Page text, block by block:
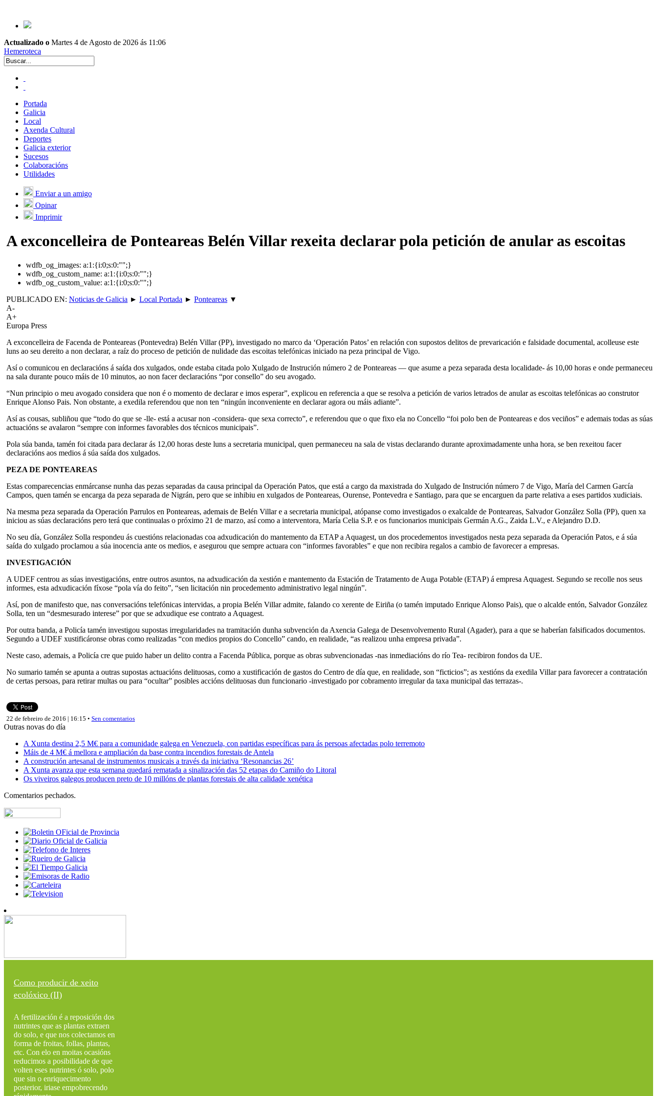
Actualizado o Martes 4 de Agosto de 2026 ás 11:06
Hemeroteca
Portada
Galicia
Local
Axenda Cultural
Deportes
Galicia exterior
Sucesos
Colaboracións
Utilidades
Enviar a un amigo
Opinar
Imprimir
A exconcelleira de Ponteareas Belén Villar rexeita declarar pola petición de anular as escoitas
wdfb_og_images: a:1:{i:0;s:0:"";}
wdfb_og_custom_name: a:1:{i:0;s:0:"";}
wdfb_og_custom_value: a:1:{i:0;s:0:"";}
PUBLICADO EN: Noticias de Galicia ► Local Portada ► Ponteareas ▼
A-
A+
Europa Press
A exconcelleira de Facenda de Ponteareas (Pontevedra) Belén Villar (PP), investigado no marco da ‘Operación Patos’ en relación con supostos delitos de prevaricación e falsidade documental, acolleuse este
luns ao seu dereito a non declarar, a raíz do proceso de petición de nulidade das escoitas telefónicas iniciado na peza principal de Vigo.
Así o comunicou en declaracións á saída dos xulgados, onde estaba citada polo Xulgado de Instrución número 2 de Ponteareas — que asume a peza separada desta localidade- ás 10,00 horas e onde permaneceu
na sala durante pouco máis de 10 minutos, ao non facer declaracións “por consello” do seu avogado.
“Nun principio o meu avogado considera que non é o momento de declarar e imos esperar”, explicou en referencia a que se resolva a petición de varios letrados de anular as escoitas telefónicas ao construtor
Enrique Alonso Pais. Non obstante, a exedila referendou que non ten “ningún inconveniente en declarar agora ou máis adiante”.
Así as cousas, subliñou que “todo do que se -lle- está a acusar non -considera- que sexa correcto”, e referendou que o que fixo ela no Concello “foi polo ben de Ponteareas e dos veciños” e ademais todas as súas
actuacións se avalaron “sempre con informes favorables dos técnicos municipais”.
Pola súa banda, tamén foi citada para declarar ás 12,00 horas deste luns a secretaria municipal, quen permaneceu na sala de vistas declarando durante aproximadamente unha hora, se ben rexeitou facer
declaracións aos medios á súa saída dos xulgados.
PEZA DE PONTEAREAS
Estas comparecencias enmárcanse nunha das pezas separadas da causa principal da Operación Patos, que está a cargo da maxistrada do Xulgado de Instrución número 7 de Vigo, María del Carmen García
Campos, quen tamén se encarga da peza separada de Nigrán, pero que se inhibiu en xulgados de Ponteareas, Ourense, Pontevedra e Santiago, para que se encarguen da parte relativa a eses partidos xudiciais.
Na mesma peza separada da Operación Parrulos en Ponteareas, ademais de Belén Villar e a secretaria municipal, atópanse como investigados o exalcalde de Ponteareas, Salvador González Solla (PP), quen xa
iniciou as súas declaracións pero terá que continualas o próximo 21 de marzo, así como a interventora, María Celia S.P. e os funcionarios municipais Germán A.G., Zaida L.V., e Alejandro D.D.
No seu día, González Solla respondeu ás cuestións relacionadas coa adxudicación do mantemento da ETAP a Aquagest, un dos procedementos investigados nesta peza separada da Operación Patos, e á súa
saída do xulgado proclamou a súa inocencia ante os medios, e asegurou que sempre actuara con “informes favorables” e que non recibira regalos a cambio de favorecer a empresas.
INVESTIGACIÓN
A UDEF centrou as súas investigacións, entre outros asuntos, na adxudicación da xestión e mantemento da Estación de Tratamento de Auga Potable (ETAP) á empresa Aquagest. Segundo se recolle nos seus
informes, esta adxudicación fíxose “pola vía do feito”, “sen licitación nin procedemento administrativo legal ningún”.
Así, pon de manifesto que, nas conversacións telefónicas intervidas, a propia Belén Villar admite, falando co xerente de Eiriña (o tamén imputado Enrique Alonso Pais), que o alcalde entón, Salvador González
Solla, ten un “desmesurado interese” por que se adxudique ese contrato a Aquagest.
Por outra banda, a Policía tamén investigou supostas irregularidades na tramitación dunha subvención da Axencia Galega de Desenvolvemento Rural (Agader), para a que se haberían falsificados documentos.
Segundo a UDEF xustificáronse obras como realizadas “con medios propios do Concello” cando, en realidade, “as realizou unha empresa privada”.
Neste caso, ademais, a Policía cre que puido haber un delito contra a Facenda Pública, porque as obras subvencionadas -nas inmediacións do río Tea- recibiron fondos da UE.
No sumario tamén se apunta a outras supostas actuacións delituosas, como a xustificación de gastos do Centro de día que, en realidade, son “ficticios”; as xestións da exedila Villar para favorecer a contratación
de certas persoas, para retirar multas ou para “ocultar” posibles accións delituosas dun funcionario -investigado por cobramento irregular da taxa municipal das terrazas-.
22 de febreiro de 2016 | 16:15 • Sen comentarios
Outras novas do día
A Xunta destina 2,5 M€ para a comunidade galega en Venezuela, con partidas específicas para ás persoas afectadas polo terremoto
Máis de 4 M€ á mellora e ampliación da base contra incendios forestais de Antela
A construción artesanal de instrumentos musicais a través da iniciativa ‘Resonancias 26’
A Xunta avanza que esta semana quedará rematada a sinalización das 52 etapas do Camiño do Litoral
Os viveiros galegos producen preto de 10 millóns de plantas forestais de alta calidade xenética
Comentarios pechados.
Como producir de xeito
ecolóxico (II)
A fertilización é a reposición dos
nutrintes que as plantas extraen
do solo, e que nos colectamos en
forma de froitas, follas, plantas,
etc. Con elo en moitas ocasións
reducimos a posibilidade de que
volten eses nutrintes ó solo, polo
que sin o enriquecimento
posterior, iriase empobrecendo